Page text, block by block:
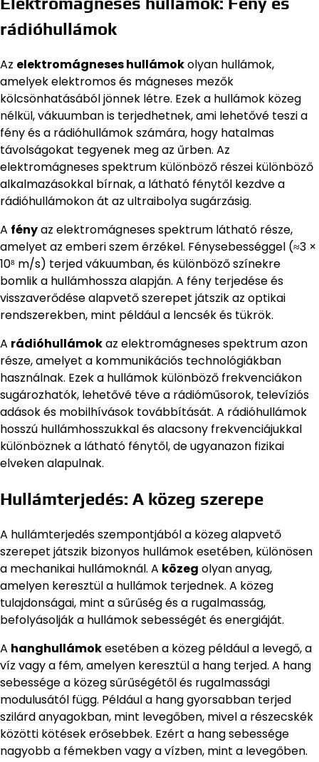
rádióhullámok
Az elektromágneses hullámokolyan hullámok,
amelyek elektromos és mágneses mezők
kölcsönhatásából jönnek létre. Ezek a hullámok közeg
nélkül, vákuumban is terjedhetnek, ami lehetővé teszi a
fény és a rádióhullámok számára, hogy hatalmas
távolságokat tegyenek meg az űrben. Az
elektromágneses spektrum különböző részei különböző
alkalmazásokkal bírnak, a látható fénytől kezdve a
rádióhullámokon át az ultraibolya sugárzásig.
A fényaz elektromágneses spektrum látható része,
amelyet az emberi szem érzékel. Fénysebességgel (≈3 ×
10⁸ m/s) terjed vákuumban, és különböző színekre
bomlik a hullámhossza alapján. A fény terjedése és
visszaverődése alapvető szerepet játszik az optikai
rendszerekben, mint például a lencsék és tükrök.
A rádióhullámokaz elektromágneses spektrum azon
része, amelyet a kommunikációs technológiákban
használnak. Ezek a hullámok különböző frekvenciákon
sugározhatók, lehetővé téve a rádióműsorok, televíziós
adások és mobilhívások továbbítását. A rádióhullámok
hosszú hullámhosszukkal és alacsony frekvenciájukkal
különböznek a látható fénytől, de ugyanazon fizikai
elveken alapulnak.
Hullámterjedés: A közeg szerepe
A hullámterjedés szempontjából a közeg alapvető
szerepet játszik bizonyos hullámok esetében, különösen
a mechanikai hullámoknál. A közeg olyan anyag,
amelyen keresztül a hullámok terjednek. A közeg
tulajdonságai, mint a sűrűség és a rugalmasság,
befolyásolják a hullámok sebességét és energiáját.
A hanghullámokesetében a közeg például a levegő, a
víz vagy a fém, amelyen keresztül a hang terjed. A hang
sebessége a közeg sűrűségétől és rugalmassági
modulusától függ. Például a hang gyorsabban terjed
szilárd anyagokban, mint levegőben, mivel a részecskék
közötti kötések erősebbek. Ezért a hang sebessége
nagyobb a fémekben vagy a vízben, mint a levegőben.